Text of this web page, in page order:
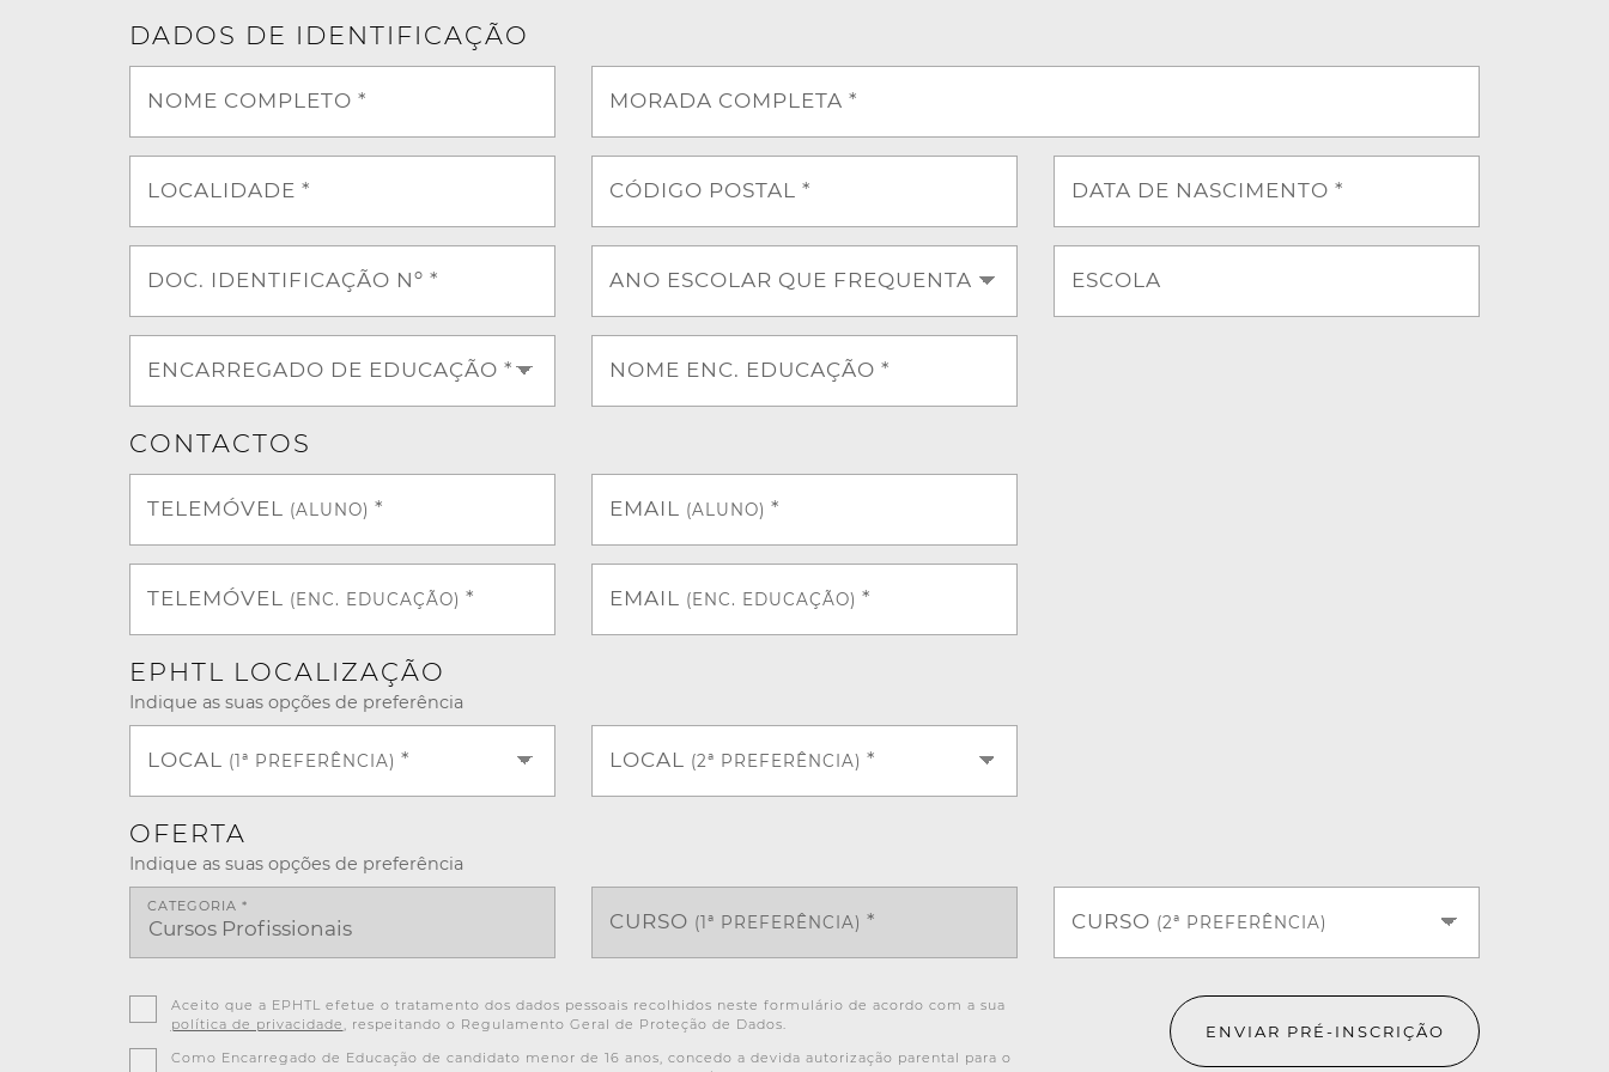
DADOS DE IDENTIFICAÇÃO
NOME COMPLETO * MORADA COMPLETA *
LOCALIDADE * CÓDIGO POSTAL * DATA DE NASCIMENTO *
DOC. IDENTIFICAÇÃO Nº * ANO ESCOLAR QUE FREQUENTA ESCOLA
ENCARREGADO DE EDUCAÇÃO * NOME ENC. EDUCAÇÃO *
CONTACTOS
TELEMÓVEL (ALUNO) * EMAIL (ALUNO) *
TELEMÓVEL (ENC. EDUCAÇÃO) * EMAIL (ENC. EDUCAÇÃO) *
EPHTL LOCALIZAÇÃO
Indique as suas opções de preferência
LOCAL (1ª PREFERÊNCIA) * LOCAL (2ª PREFERÊNCIA) *
OFERTA
Indique as suas opções de preferência
CATEGORIA *
CURSO (1ª PREFERÊNCIA) * CURSO (2ª PREFERÊNCIA)
Aceito que a EPHTL efetue o tratamento dos dados pessoais recolhidos neste formulário de acordo com a sua
política de privacidade
, respeitando o Regulamento Geral de Proteção de Dados.
Como Encarregado de Educação de candidato menor de 16 anos, concedo a devida autorização parental para o
ENVIAR PRÉ-INSCRIÇÃO